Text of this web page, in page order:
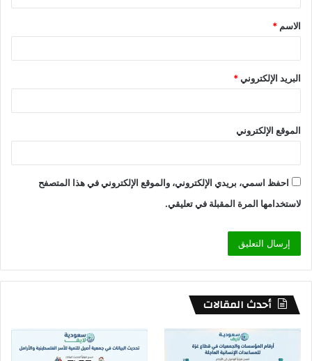
الاسم *
البريد الإلكتروني*
الموقع الإلكتروني
احفظ اسمي، بريدي الإلكتروني، والموقع الإلكتروني في هذا المتصفح
لاستخدامها المرة المقبلة في تعليقي.
أحدث المقالات